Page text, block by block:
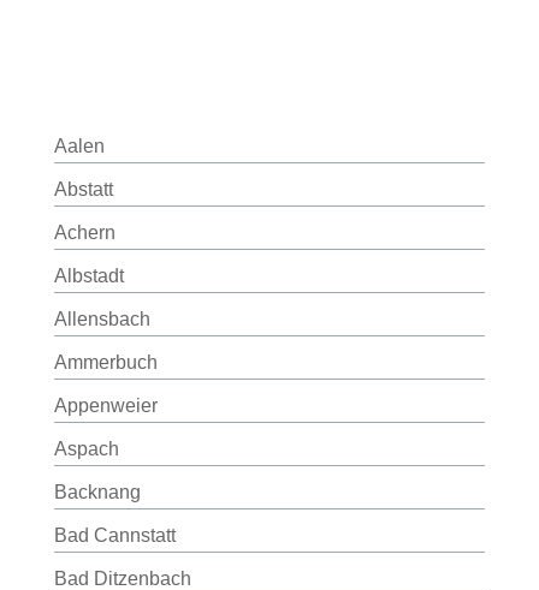
Aalen
Abstatt
Achern
Albstadt
Allensbach
Ammerbuch
Appenweier
Aspach
Backnang
Bad Cannstatt
Bad Ditzenbach